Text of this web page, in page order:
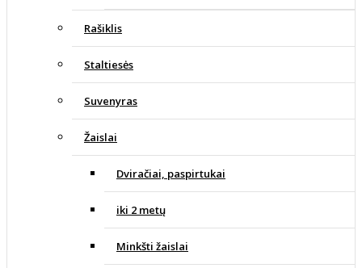
Rašiklis
Staltiesės
Suvenyras
Žaislai
Dviračiai, paspirtukai
iki 2 metų
Minkšti žaislai